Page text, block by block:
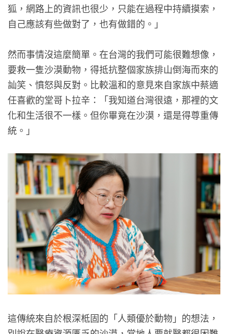
狐，網路上的資訊也很少，只能在過程中持續摸索，
自己應該有些做對了，也有做錯的。」
然而事情沒這麼簡單。在台灣的我們可能很難想像，
要救一隻沙漠動物，得抵抗整個家族排山倒海而來的
訕笑、憤怒與反對。比較溫和的意見來自家族中蔡適
任喜歡的堂哥卜拉辛：「我知道台灣很遠，那裡的文
化和生活很不一樣。但你畢竟在沙漠，還是得尊重傳
統。」
這傳統來自於根深柢固的「人類優於動物」的想法，